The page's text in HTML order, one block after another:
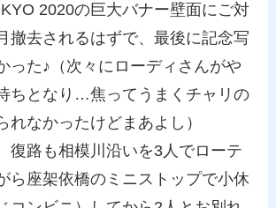
2020の巨大バナー壁面にご対
撤去されるはずで、最後に記念写
った♪（次々にローディさんがや
ちとなり…焦ってうまくチャリの
れなかったけどまあよし）
復路も相模川沿いを3人でローテ
ら座架依橋のミニストップで小休